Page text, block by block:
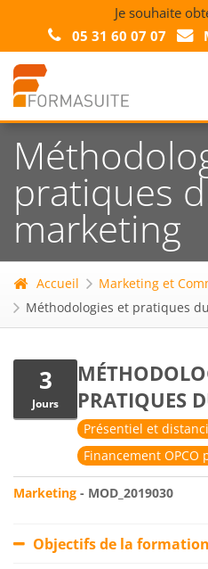
Je souhaite
05 31 60 07 07
pratiques
marketing
Accueil Marketing et
Méthodologies et pratiques
3
Jours
PRATIQUES
Présentiel et
Financement
Marketing - MOD_2019030
Objectifs de la formation